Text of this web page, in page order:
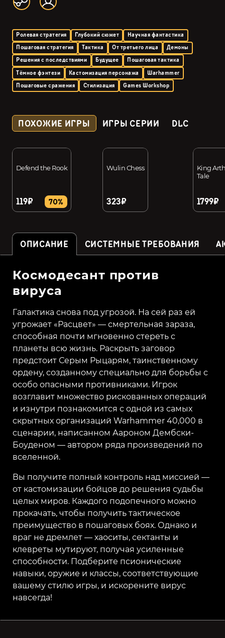
Ролевая стратегия Глубокий сюжет
Научная фантастика
Пошаговая стратегия
Тактика От третьего лица
Демоны
Решения с последствиями
Будущее
Пошаговая тактика
Тёмное фэнтези
Кастомизация персонажа
Warhammer
Пошаговые сражения
Стилизация Games Workshop
ПОХОЖИЕ ИГРЫ ИГРЫ СЕРИИ DLC
Defend the Rook
119₽ 70%
Wulin Chess
323₽
King
Tale
1799₽
ОПИСАНИЕ СИСТЕМНЫЕ ТРЕБОВАНИЯ
Космодесант против
вируса
Галактика снова под угрозой. На сей раз ей
угрожает «Расцвет» — смертельная зараза,
способная почти мгновенно стереть с
планеты всю жизнь. Раскрыть заговор
предстоит Серым Рыцарям, таинственному
ордену, созданному специально для борьбы с
особо опасными противниками. Игрок
возглавит множество рискованных операций
и изнутри познакомится с одной из самых
скрытных организаций Warhammer 40,000 в
сценарии, написанном Аароном Дембски-
Боуденом — автором ряда произведений по
вселенной.
Вы получите полный контроль над миссией —
от кастомизации бойцов до решения судьбы
целых миров. Каждого подопечного можно
прокачать, чтобы получить тактическое
преимущество в пошаговых боях. Однако и
враг не дремлет — хаоситы, сектанты и
клевреты мутируют, получая усиленные
способности. Подберите псионические
навыки, оружие и классы, соответствующие
вашему стилю игры, и искорените вирус
навсегда!